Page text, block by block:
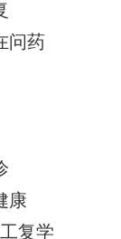
问药
康
复学